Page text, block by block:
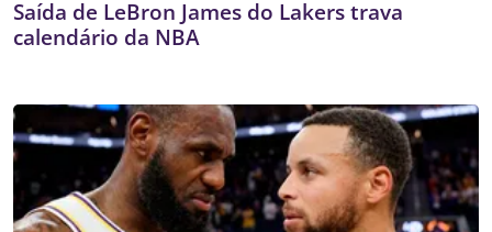
Saída de LeBron James do Lakers trava
calendário da NBA